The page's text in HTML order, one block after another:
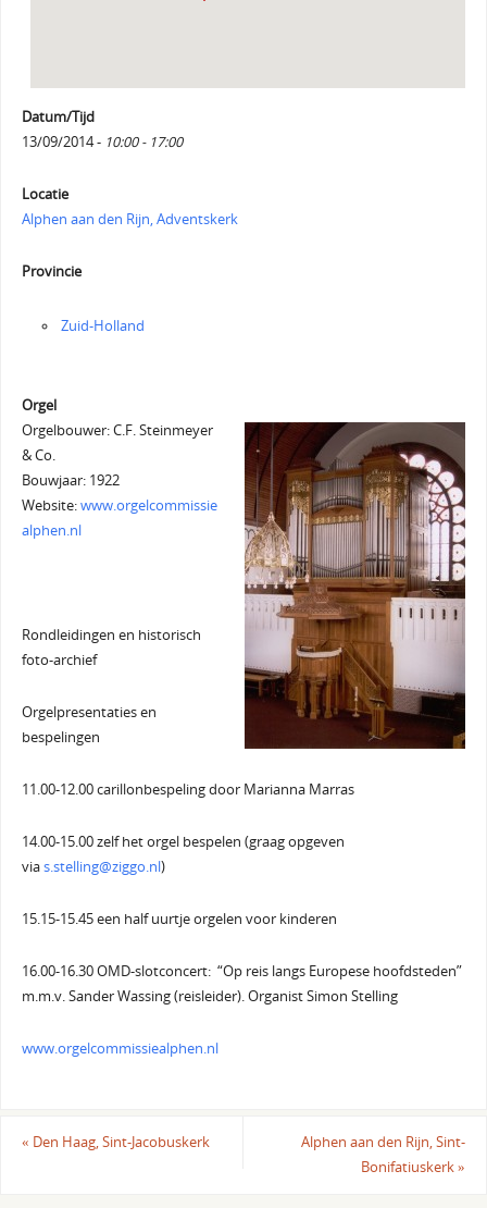
Datum/Tijd
13/09/2014 - 10:00 - 17:00
Locatie
Alphen aan den Rijn, Adventskerk
Provincie
Zuid-Holland
Orgel
Orgelbouwer: C.F. Steinmeyer
& Co.
Bouwjaar: 1922
Website:www.orgelcommissie
alphen.nl
Rondleidingen en historisch
foto-archief
Orgelpresentaties en
bespelingen
11.00-12.00 carillonbespeling door Marianna Marras
14.00-15.00 zelf het orgel bespelen (graag opgeven
vias.stelling@ziggo.nl)
15.15-15.45 een half uurtje orgelen voor kinderen
16.00-16.30 OMD-slotconcert: “Op reis langs Europese hoofdsteden”
m.m.v. Sander Wassing (reisleider). Organist Simon Stelling
www.orgelcommissiealphen.nl
« Den Haag, Sint-Jacobuskerk
Alphen aan den Rijn, Sint-
Bonifatiuskerk»